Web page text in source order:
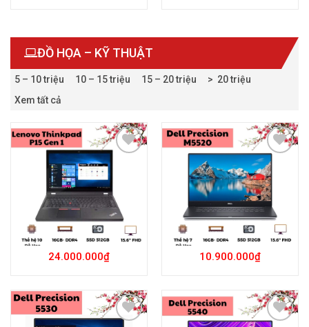
ĐỒ HỌA – KỸ THUẬT
5 – 10 triệu 10 – 15 triệu 15 – 20 triệu
> 20 triệu
Xem tất cả
Add to
Wishlist
24.000.000₫
Add to
Wishlist
10.900.000₫